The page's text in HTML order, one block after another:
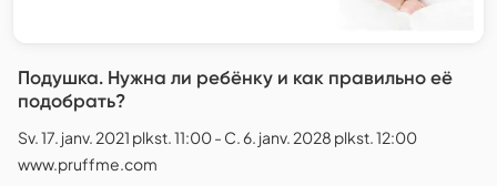
Подушка. Нужна ли ребёнку и как правильно её
подобрать?
Sv. 17. janv. 2021 plkst. 11:00 - C. 6. janv. 2028 plkst. 12:00
www.pruffme.com